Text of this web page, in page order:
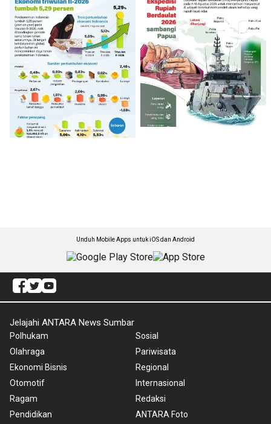
Unduh Mobile Apps untuk iOS dan Android
Jelajahi ANTARA News Sumbar
Polhukam
Olahraga
Ekonomi Bisnis
Otomotif
Ragam
Pendidikan
Sosial
Pariwisata
Regional
Internasional
Redaksi
ANTARA Foto